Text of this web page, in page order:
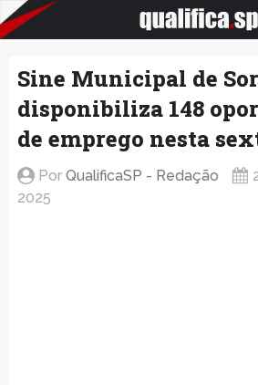
Sine Municipal de
disponibiliza 148
de emprego nesta
Por QualificaSP - Redação
2025